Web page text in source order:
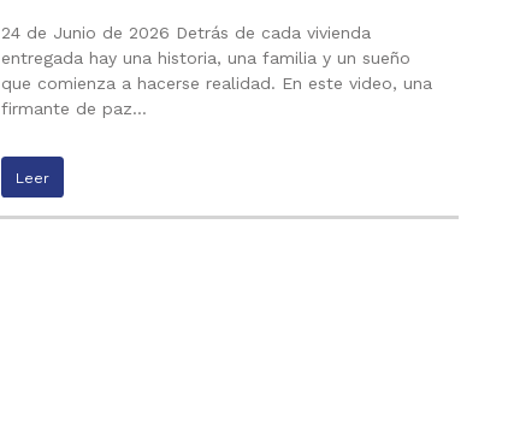
24 de Junio de 2026 Detrás de cada vivienda
entregada hay una historia, una familia y un sueño
que comienza a hacerse realidad. En este video, una
firmante de paz…
Leer